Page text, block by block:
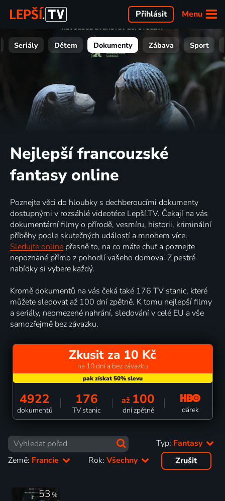
Menu
Přihlásit
Seriály Dětem Dokumenty Zábava Sport
Nejlepší francouzské
fantasy online
Poznejte věci do hloubky s dechberoucími dokumenty
dostupnými v rozsáhlé videotéce Lepší.TV. Čekají na vás
dokumentární filmy o přírodě, vesmíru, historii, kriminální
příběhy podle skutečných událostí a mnohem více.
Sledujte online přesně to, na co máte chuť a poznejte
nepoznané přímo z pohodlí vašeho domova. Z pestré
nabídky si vybere každý.
Kromě dokumentů na vás čeká také 176 TV stanic, které
můžete sledovat až 100 dní zpětně. K tomu nejlepší filmy
a seriály, neomezené nahrání, sledování v celé EU a vše
samozřejmě bez závazku.
Zkusit za 10 Kč
na 10 dní a bez závazku
4922
dokumentů
176
TV stanic
až 100
dní zpětně dárek
Typ: Fantasy
Země: Francie Rok:Všechny Zrušit
53 %